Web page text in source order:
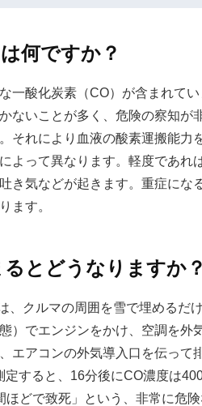
何ですか？
一酸化炭素（CO）が含まれて
ないことが多く、危険の察知
それにより血液の酸素運搬能
よって異なります。軽度であ
き気などが起きます。重症に
ます。
とどうなりますか？
、クルマの周囲を雪で埋めるだ
）でエンジンをかけ、空調を外
エアコンの外気導入口を伝っ
すると、16分後にCO濃度は
どで致死」という、非常に危